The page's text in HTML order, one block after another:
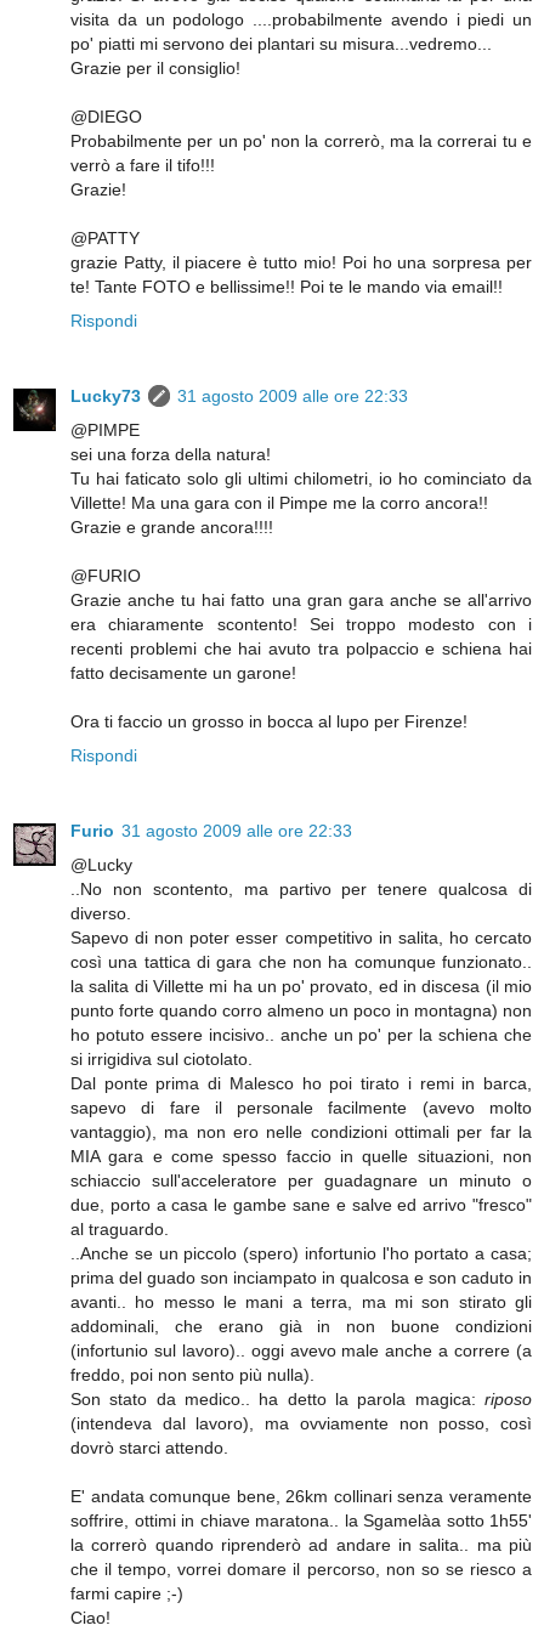
visita da un podologo ....probabilmente avendo i piedi un
po' piatti mi servono dei plantari su misura...vedremo...
Grazie per il consiglio!
@DIEGO
Probabilmente per un po' non la correrò, ma la correrai tu e
verrò a fare il tifo!!!
Grazie!
@PATTY
grazie Patty, il piacere è tutto mio! Poi ho una sorpresa per
te! Tante FOTO e bellissime!! Poi te le mando via email!!
Rispondi
Lucky73
31 agosto 2009 alle ore 22:33
@PIMPE
sei una forza della natura!
Tu hai faticato solo gli ultimi chilometri, io ho cominciato da
Villette! Ma una gara con il Pimpe me la corro ancora!!
Grazie e grande ancora!!!!
@FURIO
Grazie anche tu hai fatto una gran gara anche se all'arrivo
era chiaramente scontento! Sei troppo modesto con i
recenti problemi che hai avuto tra polpaccio e schiena hai
fatto decisamente un garone!
Ora ti faccio un grosso in bocca al lupo per Firenze!
Rispondi
Furio 31 agosto 2009 alle ore 22:33
@Lucky
..No non scontento, ma partivo per tenere qualcosa di
diverso.
Sapevo di non poter esser competitivo in salita, ho cercato
così una tattica di gara che non ha comunque funzionato..
la salita di Villette mi ha un po' provato, ed in discesa (il mio
punto forte quando corro almeno un poco in montagna) non
ho potuto essere incisivo.. anche un po' per la schiena che
si irrigidiva sul ciotolato.
Dal ponte prima di Malesco ho poi tirato i remi in barca,
sapevo di fare il personale facilmente (avevo molto
vantaggio), ma non ero nelle condizioni ottimali per far la
MIA gara e come spesso faccio in quelle situazioni, non
schiaccio sull'acceleratore per guadagnare un minuto o
due, porto a casa le gambe sane e salve ed arrivo "fresco"
al traguardo.
..Anche se un piccolo (spero) infortunio l'ho portato a casa;
prima del guado son inciampato in qualcosa e son caduto in
avanti.. ho messo le mani a terra, ma mi son stirato gli
addominali, che erano già in non buone condizioni
(infortunio sul lavoro).. oggi avevo male anche a correre (a
freddo, poi non sento più nulla).
Son stato da medico.. ha detto la parola magica: riposo
(intendeva dal lavoro), ma ovviamente non posso, così
dovrò starci attendo.
E' andata comunque bene, 26km collinari senza veramente
soffrire, ottimi in chiave maratona.. la Sgamelàa sotto 1h55'
la correrò quando riprenderò ad andare in salita.. ma più
che il tempo, vorrei domare il percorso, non so se riesco a
farmi capire ;-)
Ciao!